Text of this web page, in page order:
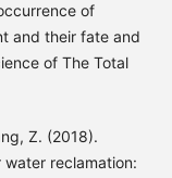
of
and their fate and
of The Total
Z. (2018).
reclamation: